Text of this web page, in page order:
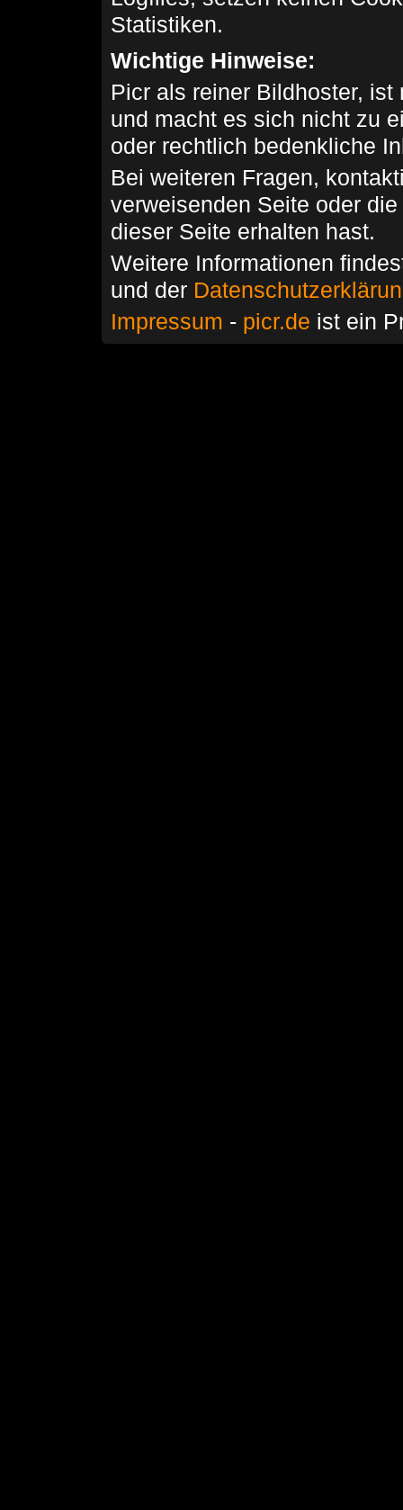
Statistiken.
Wichtige Hinweise:
Picr als reiner Bildhoster,
und macht es sich nicht zu
oder rechtlich bedenkliche
Bei weiteren Fragen,
verweisenden Seite oder
dieser Seite erhalten hast.
Weitere Informationen
und der
Impressum - picr.de ist ein